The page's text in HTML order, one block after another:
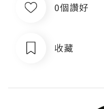
0個讚好
收藏